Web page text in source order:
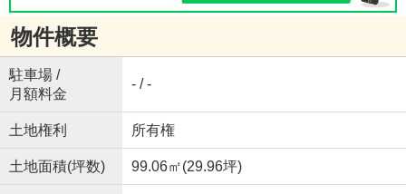
物件概要
駐車場 /
月額料金
- / -
土地権利 所有権
土地面積(坪数) 99.06㎡(29.96坪)